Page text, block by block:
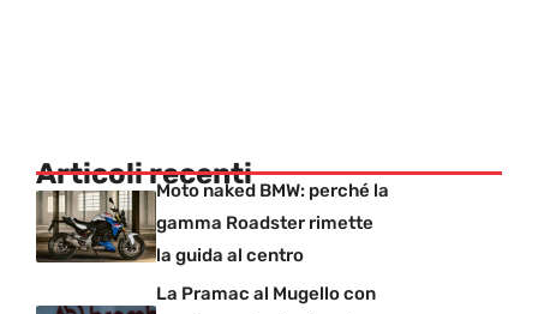
Articoli recentiMoto naked BMW: perché la
gamma Roadster rimette
la guida al centro
La Pramac al Mugello con